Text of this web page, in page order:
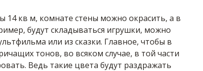
14 кв м, комнате стены можно окрасить, а в
будут складываться игрушки, можно
или из сказки. Главное, чтобы в
тонов, во всяком случае, в той части
Ведь такие цвета будут раздражать